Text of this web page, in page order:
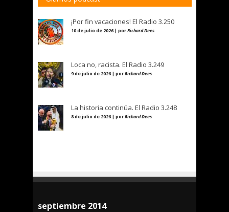
¡Por fin vacaciones! El Radio 3.250
10 de julio de 2026 | porRichard Dees
Loca no, racista. El Radio 3.249
9 de julio de 2026 | porRichard Dees
La historia continúa. El Radio 3.248
8 de julio de 2026 | porRichard Dees
septiembre 2014